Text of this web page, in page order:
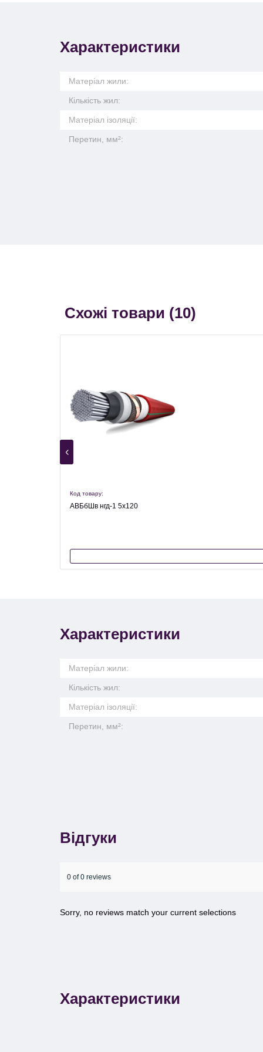
Характеристики
Матеріал жили:
Кількість жил:
Матеріал ізоляції:
Перетин, мм²:
Схожі товари (10)
Код товару:
АВБбШв нгд-1 5х120
Характеристики
Матеріал жили:
Кількість жил:
Матеріал ізоляції:
Перетин, мм²:
Відгуки
0 of 0 reviews
Sorry, no reviews match your current selections
Характеристики